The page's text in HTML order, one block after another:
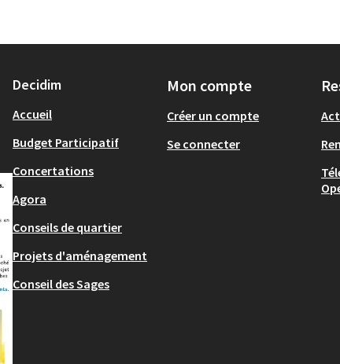
Decidim
Accueil
Budget Participatif
Concertations
Agora
Conseils de quartier
Projets d'aménagement
Conseil des Sages
Mon compte
Créer un compte
Se connecter